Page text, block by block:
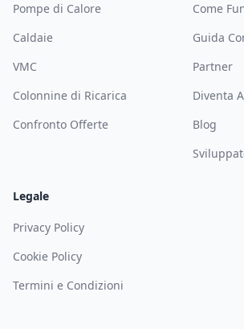
Pompe di Calore
Caldaie
VMC
Colonnine di Ricarica
Confronto Offerte
Come
Guida
Partner
Diventa
Blog
Legale
Privacy Policy
Cookie Policy
Termini e Condizioni